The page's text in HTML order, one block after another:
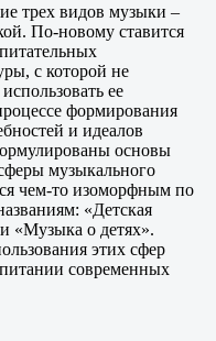
трех видов музыки –
По-новому ставится
с которой не
ее
формирования
и идеалов
основы
музыкального
чем-то изоморфным по
«Детская
«Музыка о детях».
этих сфер
современных